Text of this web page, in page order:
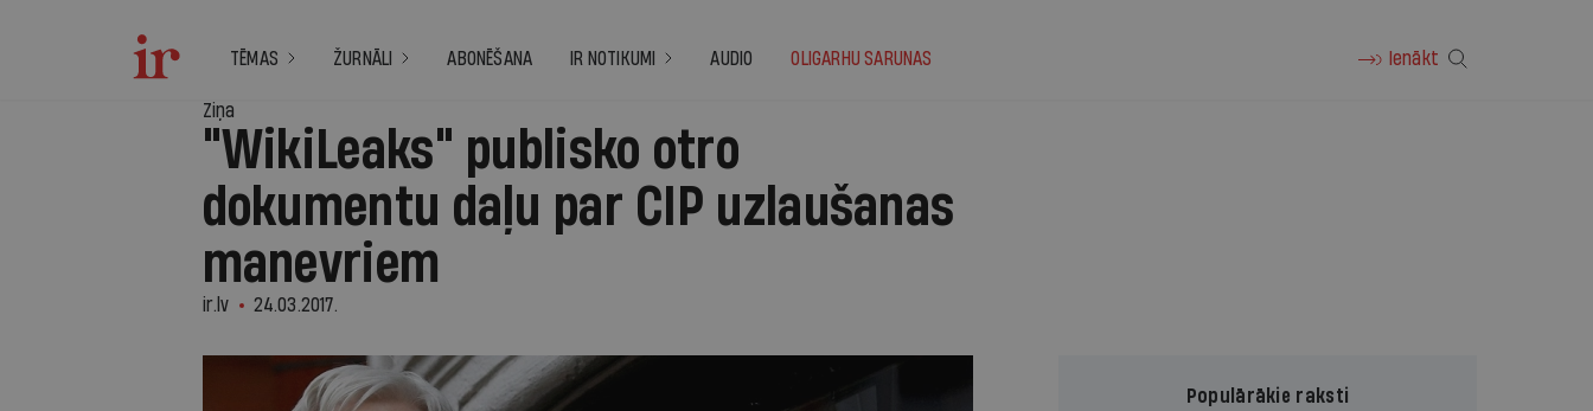
TĒMAS ŽURNĀLI ABONĒŠANA IR NOTIKUMI AUDIO OLIGARHU SARUNAS Ienākt
Ziņa
"WikiLeaks" publisko otro
dokumentu daļu par CIP uzlaušanas
manevriem
ir.lv 24.03.2017.
Populārākie raksti